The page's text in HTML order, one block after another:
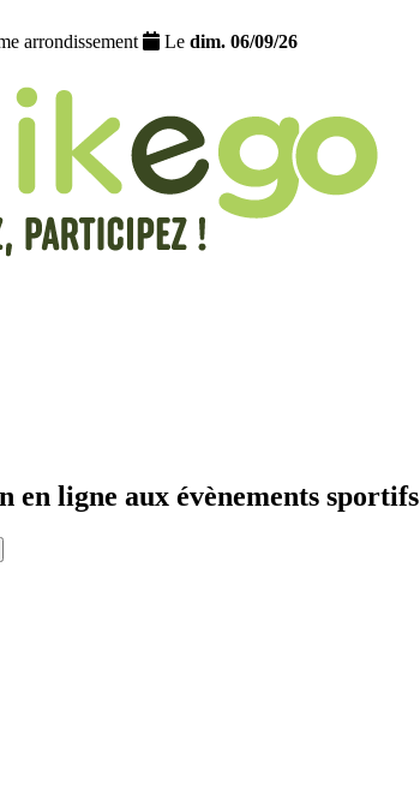
arrondissement Le dim. 06/09/26
en ligne aux évènements sportifs